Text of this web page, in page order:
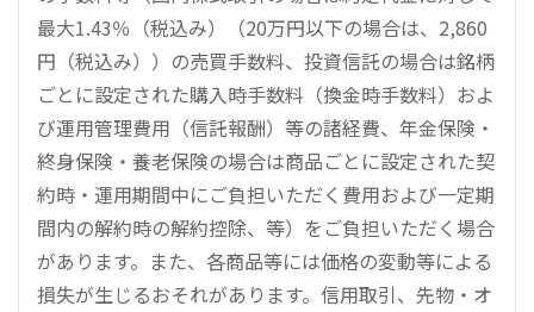
最大1.43％（税込み）（20万円以下の場合は、2,860
円（税込み））の売買手数料、投資信託の場合は銘柄
ごとに設定された購入時手数料（換金時手数料）およ
び運用管理費用（信託報酬）等の諸経費、年金保険・
終身保険・養老保険の場合は商品ごとに設定された契
約時・運用期間中にご負担いただく費用および一定期
間内の解約時の解約控除、等）をご負担いただく場合
があります。また、各商品等には価格の変動等による
損失が生じるおそれがあります。信用取引、先物・オ